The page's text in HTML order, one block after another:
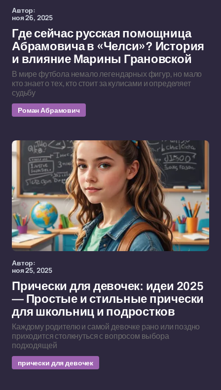
Автор:
ноя 26, 2025
Где сейчас русская помощница
Абрамовича в «Челси»? История
и влияние Марины Грановской
В мире футбола немало легендарных фигур, но мало
кто знает о тех, кто стоит за кулисами и определяет
судьбу
Роман Абрамович
Автор:
ноя 25, 2025
Прически для девочек: идеи 2025
— Простые и стильные прически
для школьниц и подростков
Каждому родителю и самой девочке рано или поздно
приходится столкнуться с вопросом выбора
подходящей
прически для девочек